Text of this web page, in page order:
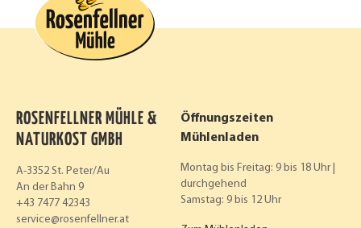
ROSENFELLNER MÜHLE &
NATURKOST GMBH
A-3352 St. Peter/Au
An der Bahn 9
+43 7477 42343
service
rosenfellner.at
Öffnungszeiten
Mühlenladen
Montag bis Freitag: 9 bis 18 Uhr |
durchgehend
Samstag: 9 bis 12 Uhr